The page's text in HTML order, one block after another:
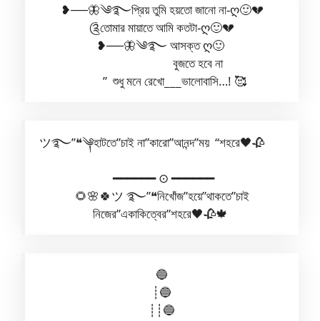
❥──🦋༄࿐প্রিয় তুমি হয়তো জানো না-ღ🙂💔
༊তোমার মায়াতে আমি কতটা-ღ🙂💔
❥──🦋༄࿐ আসক্ত ღ🙂
বুজতে হবে না
” শুধু মনে রেখো___ভালোবাসি…! 🥰
ツ࿐”❝༆হাটতে”চাই না”কারো”আনন্দ”ময় “শহরে🖤🥀
━━━━━━ ⊙ ━━━━━━
🌻🌸🍀ツ ࿐”❝নিখোঁজ”হয়ে”থাকতে”চাই
নিজের”একাকিত্বের”শহরে🖤🥀🍁 ‎‎‎‎‎‎‎‎‎‎‎‎‎‎‎‎‎‎‎‎‎‎‎‎‎‎‎‎‎‎‎‎‎‎‎‎‎‎‎‎‎‎‎‎‎‎‎‎‎‎‎‎‎‎‎‎‎‎‎‎‎‎‎‎‎‎‎‎‎‎‎‎‎‎‎‎‎‎‎‎‎‎‎‎‎‎‎‎‎‎‎‎‎‎‎‎‎‎‎‎‎‎‎‎‎‎‎‎‎‎‎‎‎‎‎‎‎‎‎‎‎‎‎‎‎‎‎‎‎‎‎‎‎‎‎‎‎‎‎‎‎‎‎‎‎‎‎‎‎‎‎‎‎‎‎‎‎‎‎‎‎‎‎‎‎‎‎‎‎‎‎‎‎‎‎‎‎‎‎‎‎‎‎‎‎‎‎‎‎‎‎‎‎‎‎‎‎‎‎‎‎‎‎‎‎‎‎‎‎‎‎‎‎‎‎‎‎‎‎‎‎‎‎‎‎‎‎‎‎‎‎‎‎‎‎‎‎‎‎‎‎‎‎‎‎‎‎‎
🔵
┊🔵
┊┊🔵